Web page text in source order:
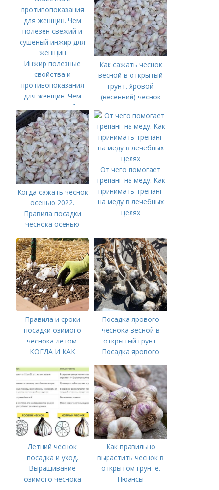
Инжир полезные
свойства и
противопоказания
для женщин. Чем
полезен свежий и
сушёный инжир для
женщин
Как сажать чеснок
весной в открытый
грунт. Яровой
(весенний) чеснок
Когда сажать чеснок
осенью 2022.
Правила посадки
чеснока осенью
От чего помогает
трепанг на меду. Как
принимать трепанг
на меду в лечебных
целях
Правила и сроки
посадки озимого
чеснока летом.
КОГДА И КАК
ПОСАДИТЬ ОЗИМЫЙ
ЧЕСНОК
Посадка ярового
чеснока весной в
открытый грунт.
Посадка ярового
чеснока в открытый
грунт
Летний чеснок
посадка и уход.
Выращивание
озимого чеснока
Как правильно
вырастить чеснок в
открытом грунте.
Нюансы